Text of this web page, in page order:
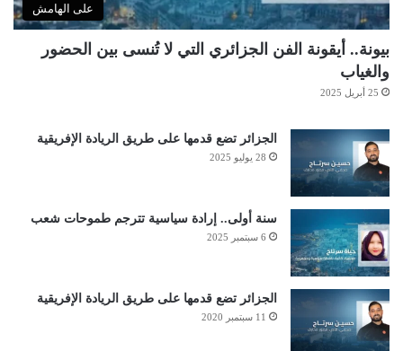
على الهامش
بيونة.. أيقونة الفن الجزائري التي لا تُنسى بين الحضور
والغياب
25 أبريل 2025
الجزائر تضع قدمها على طريق الريادة الإفريقية
28 يوليو 2025
سنة أولى.. إرادة سياسية تترجم طموحات شعب
6 سبتمبر 2025
الجزائر تضع قدمها على طريق الريادة الإفريقية
11 سبتمبر 2020